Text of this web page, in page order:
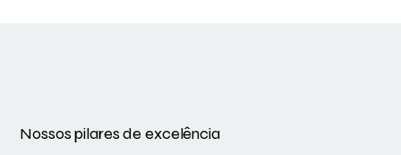
Nossos pilares de excelência